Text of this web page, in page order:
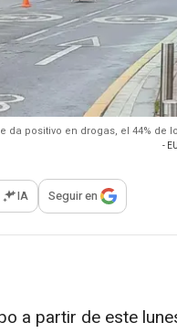
positivo en drogas, el 44% de
-
opciones para compartir
IA Seguir en
a partir de este